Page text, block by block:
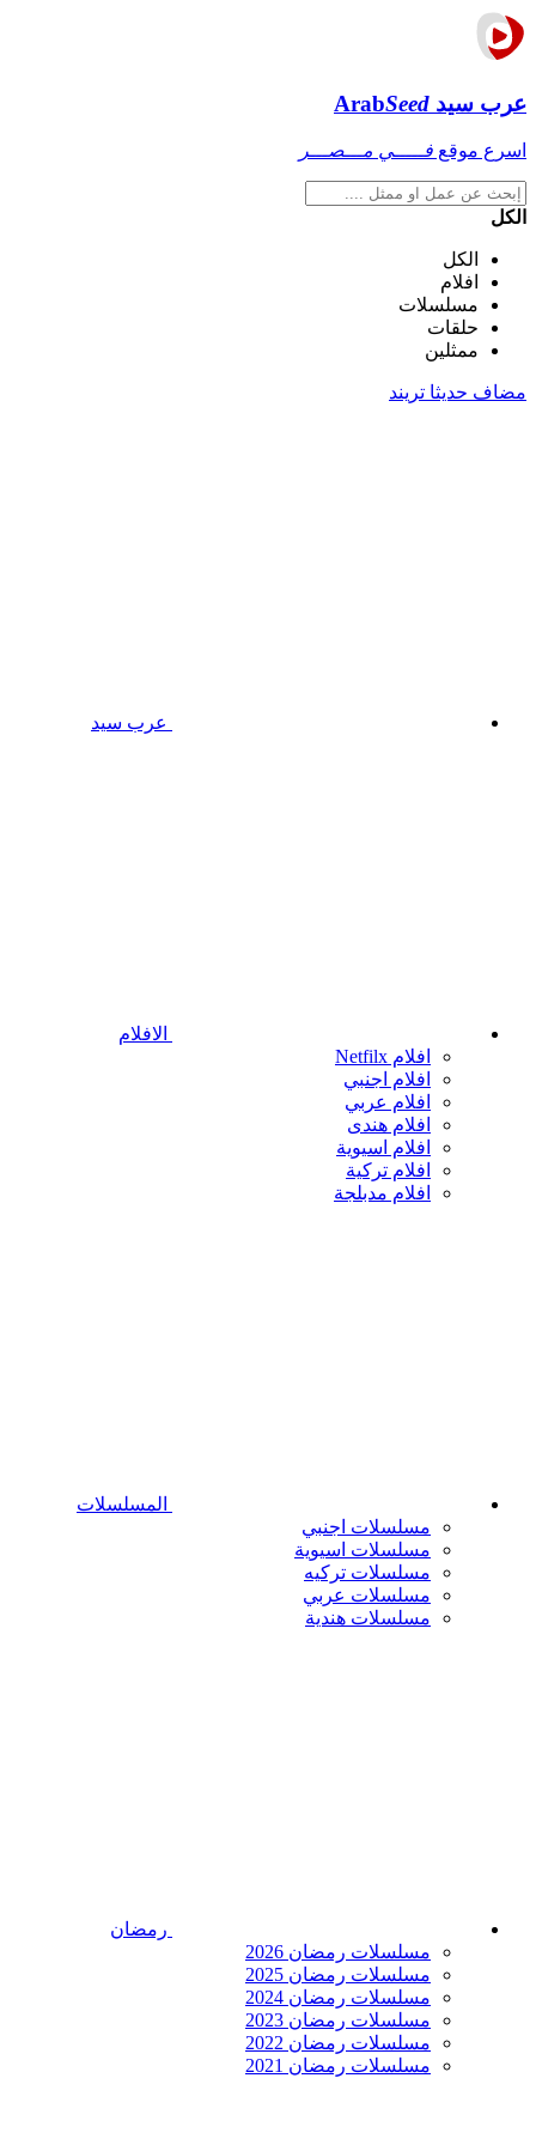
عرب سيد ArabSeed
اسرع موقع فـــــي مـــصـــر
الكل
الكل
افلام
مسلسلات
حلقات
ممثلين
مضاف حديثا تريند
عرب سيد
الافلام
افلام Netfilx
افلام اجنبي
افلام عربي
افلام هندى
افلام اسيوية
افلام تركية
افلام مدبلجة
المسلسلات
مسلسلات اجنبي
مسلسلات اسيوية
مسلسلات تركيه
مسلسلات عربي
مسلسلات هندية
رمضان
مسلسلات رمضان 2026
مسلسلات رمضان 2025
مسلسلات رمضان 2024
مسلسلات رمضان 2023
مسلسلات رمضان 2022
مسلسلات رمضان 2021